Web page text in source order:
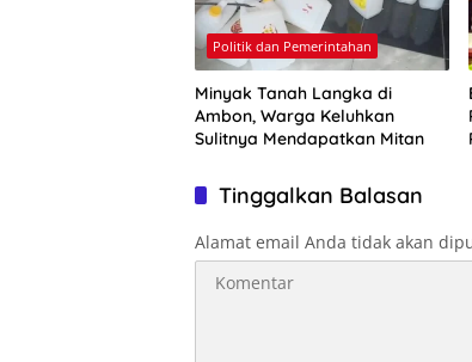
Politik dan Pemerintahan
Minyak Tanah Langka di
Ambon, Warga Keluhkan
Sulitnya Mendapatkan Mitan
Tinggalkan Balasan
Alamat email Anda tidak akan